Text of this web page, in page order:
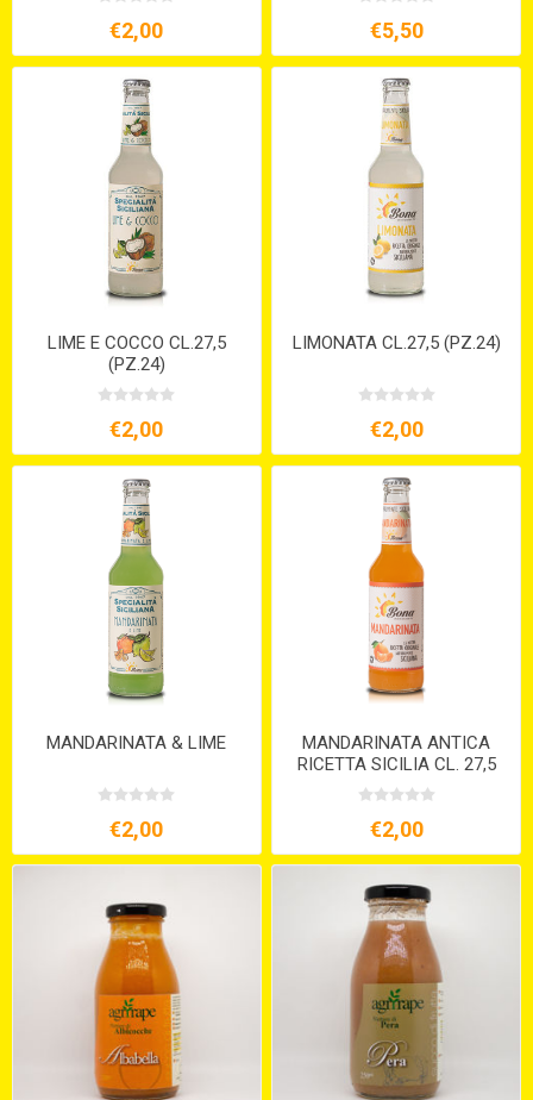
€2,00 €5,50
LIME E COCCO CL.27,5
(PZ.24)
€2,00
LIMONATA CL.27,5 (PZ.24)
€2,00
MANDARINATA & LIME
€2,00
MANDARINATA ANTICA
RICETTA SICILIA CL. 27,5
€2,00